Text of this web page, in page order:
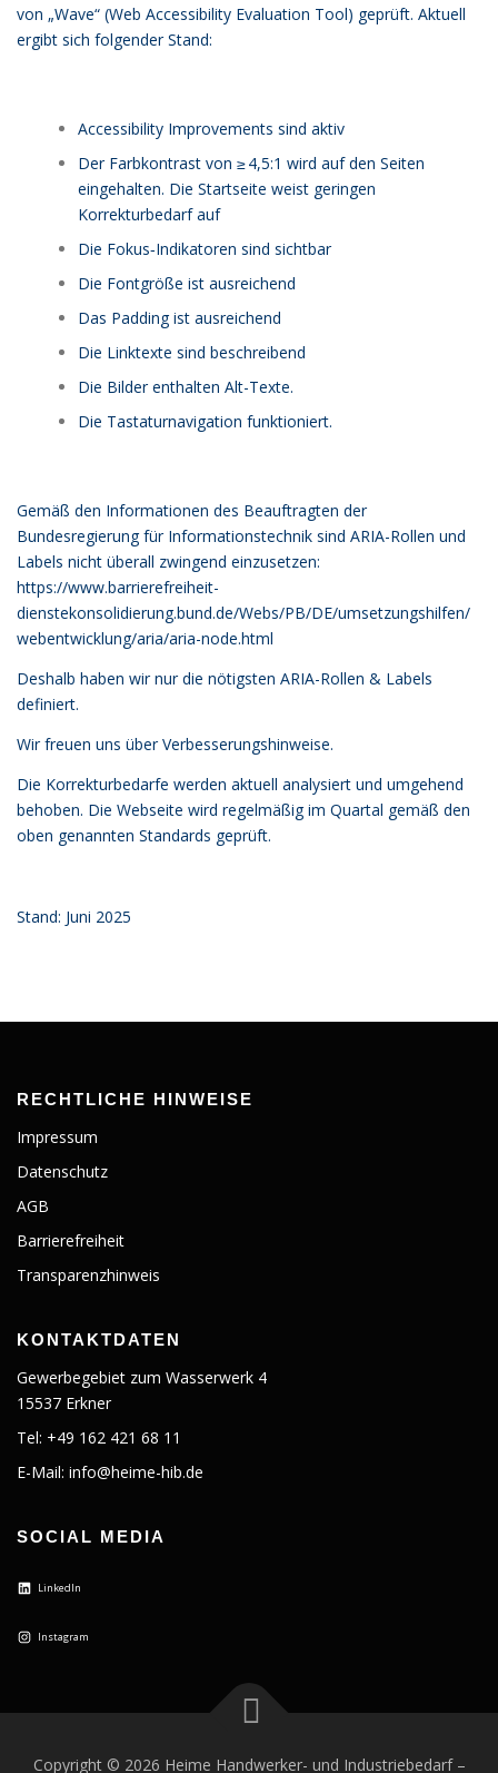
von „Wave“ (Web Accessibility Evaluation Tool) geprüft. Aktuell
ergibt sich folgender Stand:
Accessibility Improvements sind aktiv
Der Farbkontrast von ≥ 4,5:1 wird auf den Seiten
eingehalten. Die Startseite weist geringen
Korrekturbedarf auf
Die Fokus‐Indikatoren sind sichtbar
Die Fontgröße ist ausreichend
Das Padding ist ausreichend
Die Linktexte sind beschreibend
Die Bilder enthalten Alt-Texte.
Die Tastaturnavigation funktioniert.
Gemäß den Informationen des Beauftragten der
Bundesregierung für Informationstechnik sind ARIA-Rollen und
Labels nicht überall zwingend einzusetzen:
https://www.barrierefreiheit-
dienstekonsolidierung.bund.de/Webs/PB/DE/umsetzungshilfen/
webentwicklung/aria/aria-node.html
Deshalb haben wir nur die nötigsten ARIA-Rollen & Labels
definiert.
Wir freuen uns über Verbesserungshinweise.
Die Korrekturbedarfe werden aktuell analysiert und umgehend
behoben. Die Webseite wird regelmäßig im Quartal gemäß den
oben genannten Standards geprüft.
Stand: Juni 2025
RECHTLICHE HINWEISE
Impressum
Datenschutz
AGB
Barrierefreiheit
Transparenzhinweis
KONTAKTDATEN
Gewerbegebiet zum Wasserwerk 4
15537 Erkner
Tel: +49 162 421 68 11
E-Mail: info@heime-hib.de
SOCIAL MEDIA
LinkedIn
Instagram
Copyright © 2026 Heime Handwerker- und Industriebedarf –